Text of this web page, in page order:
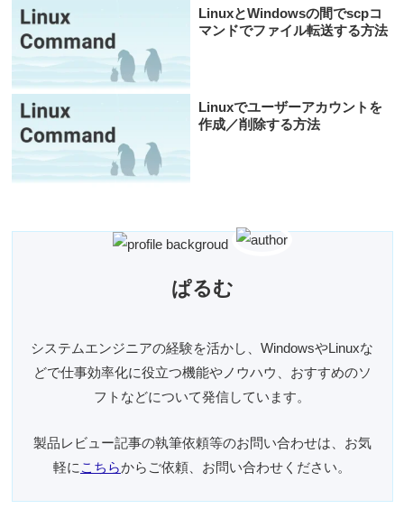
LinuxとWindowsの間でscpコ
マンドでファイル転送する方法
Linuxでユーザーアカウントを
作成／削除する方法
ぱるむ
システムエンジニアの経験を活かし、WindowsやLinuxな
どで仕事効率化に役立つ機能やノウハウ、おすすめのソ
フトなどについて発信しています。
製品レビュー記事の執筆依頼等のお問い合わせは、お気
軽にこちらからご依頼、お問い合わせください。